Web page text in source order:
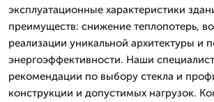
эксплуатационные характеристики
преимуществ: снижение теплопотерь,
реализации уникальной архитектуры и
энергоэффективности. Наши
рекомендации по выбору стекла и
конструкции и допустимых нагрузок.